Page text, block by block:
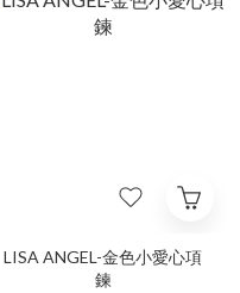
LISA ANGEL-金色小愛心項
鍊